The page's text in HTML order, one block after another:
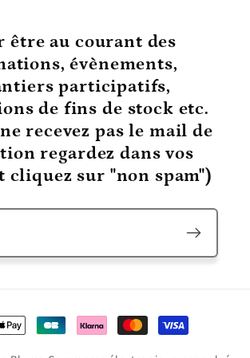
être au courant des
évènements,
participatifs,
de fins de stock etc.
recevez pas le mail de
regardez dans vos
cliquez sur "non spam")